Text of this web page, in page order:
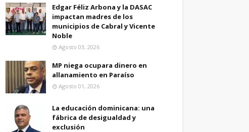
Edgar Féliz Arbona y la DASAC
impactan madres de los
municipios de Cabral y Vicente
Noble
Agosto 03, 2026
MP niega ocupara dinero en
allanamiento en Paraíso
Agosto 01, 2026
La educación dominicana: una
fábrica de desigualdad y
exclusión